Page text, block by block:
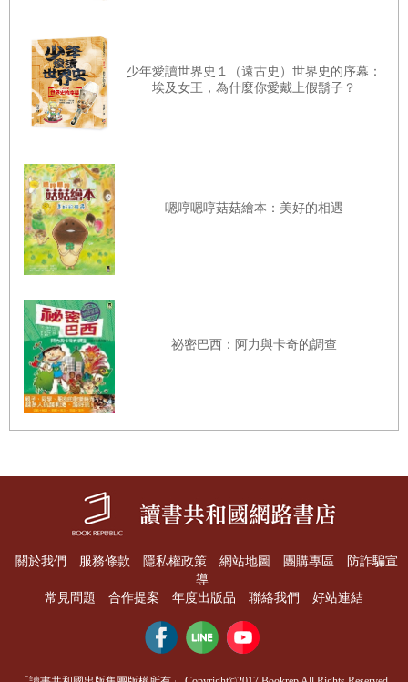
少年愛讀世界史１（遠古史）世界史的序幕：
埃及女王，為什麼你愛戴上假鬍子？
嗯哼嗯哼菇菇繪本：美好的相遇
祕密巴西：阿力與卡奇的調查
關於我們 服務條款 隱私權政策 網站地圖 團購專區
防詐騙宣
導
常見問題
合作提案 年度出版品 聯絡我們 好站連結